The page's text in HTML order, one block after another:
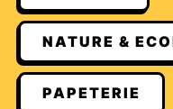
NATURE &
PAPETERIE